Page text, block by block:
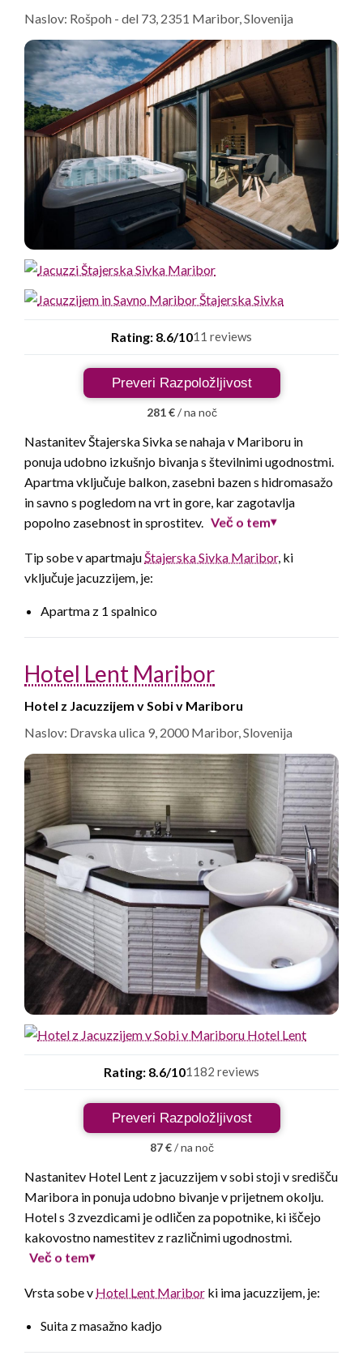
Naslov: Rošpoh - del 73, 2351 Maribor, Slovenija
Rating: 8.6/1011 reviews
Preveri Razpoložljivost
281 €/ na noč
Nastanitev Štajerska Sivka se nahaja v Mariboru in
ponuja udobno izkušnjo bivanja s številnimi ugodnostmi.
Apartma vključuje balkon, zasebni bazen s hidromasažo
in savno s pogledom na vrt in gore, kar zagotavlja
popolno zasebnost in sprostitev. Več o tem▾
Tip sobe v apartmaju Štajerska Sivka Maribor, ki
vključuje jacuzzijem, je:
Apartma z 1 spalnico
Hotel Lent Maribor
Hotel z Jacuzzijem v Sobi v Mariboru
Naslov: Dravska ulica 9, 2000 Maribor, Slovenija
Rating: 8.6/101182 reviews
Preveri Razpoložljivost
87 €/ na noč
Nastanitev Hotel Lent z jacuzzijem v sobi stoji v središču
Maribora in ponuja udobno bivanje v prijetnem okolju.
Hotel s 3 zvezdicami je odličen za popotnike, ki iščejo
kakovostno namestitev z različnimi ugodnostmi.
Več o tem▾
Vrsta sobe v Hotel Lent Maribor ki ima jacuzzijem, je:
Suita z masažno kadjo